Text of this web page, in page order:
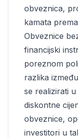
obveznica,
kamata
Obveznice
financijski
poreznom
razlika
se realizirati
diskontne
obveznice,
investitori u